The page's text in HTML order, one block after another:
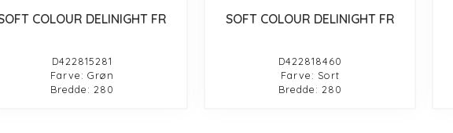
COLOUR DELINIGHT FR
D422815281
Farve: Grøn
Bredde: 280
SOFT COLOUR DELINIGHT FR
D422818460
Farve: Sort
Bredde: 280